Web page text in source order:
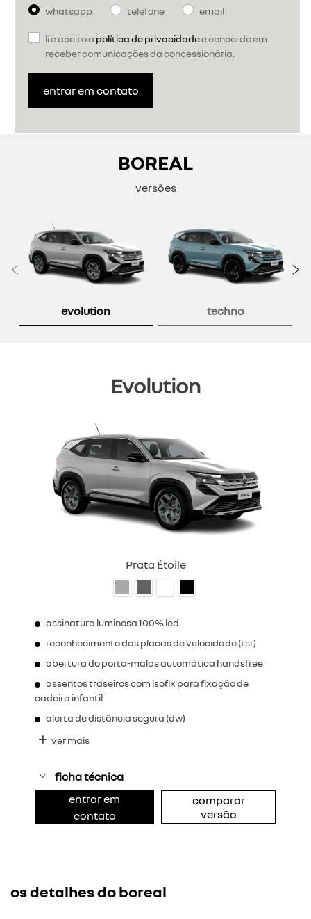
whatsapp telefone email
li e aceito a política de privacidadee concordo em
receber comunicações da concessionária.
entrar em contato
BOREAL
versões
evolution techno
Anterior
Evolution
Prata Étoile
assinatura luminosa 100% led
reconhecimento das placas de velocidade (tsr)
abertura do porta-malas automática handsfree
assentos traseiros com isofix para fixação de
cadeira infantil
alerta de distância segura (dw)
ver mais
ficha técnica
entrar em
contato
comparar
versão
os detalhes do boreal